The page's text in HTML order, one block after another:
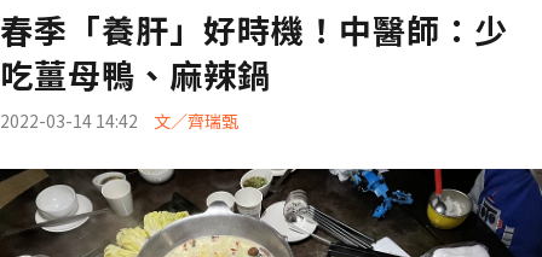
春季「養肝」好時機！中醫師：少
吃薑母鴨、麻辣鍋
2022-03-14 14:42 文／齊瑞甄